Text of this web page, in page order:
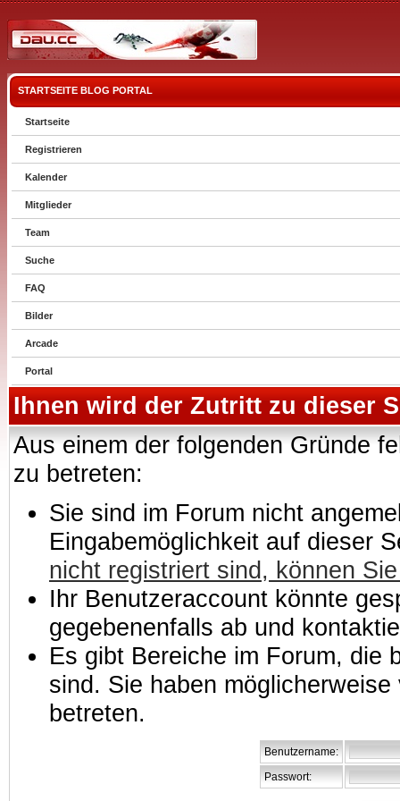
STARTSEITE BLOG PORTAL
Startseite
Registrieren
Kalender
Mitglieder
Team
Suche
FAQ
Bilder
Arcade
Portal
Ihnen wird der Zutritt zu dieser
Aus einem der folgenden Gründe
zu betreten:
Sie sind im Forum nicht
Eingabemöglichkeit auf dieser
nicht registriert sind, können
Ihr Benutzeraccount könnte
gegebenenfalls ab und
Es gibt Bereiche im Forum, die
sind. Sie haben
betreten.
Benutzername:
Passwort: